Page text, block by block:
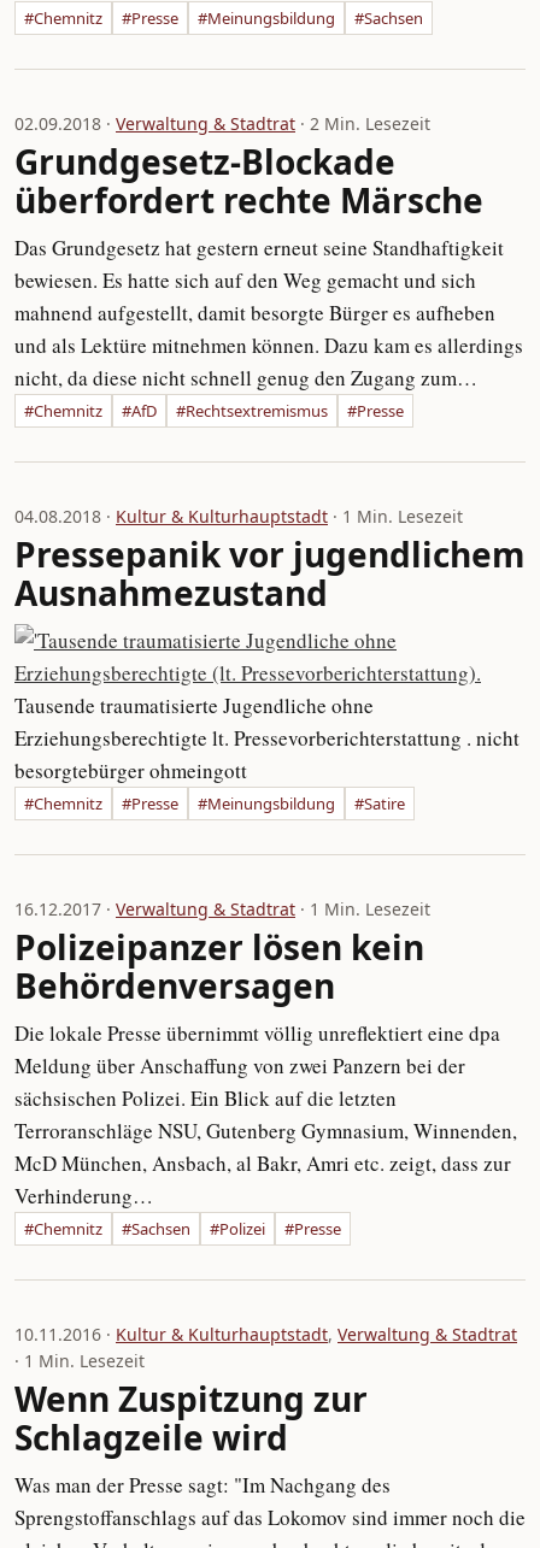
#Chemnitz #Presse #Meinungsbildung #Sachsen
02.09.2018 · Verwaltung & Stadtrat · 2 Min. Lesezeit
Grundgesetz-Blockade
überfordert rechte Märsche
Das Grundgesetz hat gestern erneut seine Standhaftigkeit
bewiesen. Es hatte sich auf den Weg gemacht und sich
mahnend aufgestellt, damit besorgte Bürger es aufheben
und als Lektüre mitnehmen können. Dazu kam es allerdings
nicht, da diese nicht schnell genug den Zugang zum…
#Chemnitz #AfD #Rechtsextremismus #Presse
04.08.2018 · Kultur & Kulturhauptstadt · 1 Min. Lesezeit
Pressepanik vor jugendlichem
Ausnahmezustand
Tausende traumatisierte Jugendliche ohne
Erziehungsberechtigte lt. Pressevorberichterstattung . nicht
besorgtebürger ohmeingott
#Chemnitz #Presse #Meinungsbildung #Satire
16.12.2017 · Verwaltung & Stadtrat · 1 Min. Lesezeit
Polizeipanzer lösen kein
Behördenversagen
Die lokale Presse übernimmt völlig unreflektiert eine dpa
Meldung über Anschaffung von zwei Panzern bei der
sächsischen Polizei. Ein Blick auf die letzten
Terroranschläge NSU, Gutenberg Gymnasium, Winnenden,
McD München, Ansbach, al Bakr, Amri etc. zeigt, dass zur
Verhinderung…
#Chemnitz #Sachsen #Polizei #Presse
10.11.2016 · Kultur & Kulturhauptstadt, Verwaltung & Stadtrat
· 1 Min. Lesezeit
Wenn Zuspitzung zur
Schlagzeile wird
Was man der Presse sagt: "Im Nachgang des
Sprengstoffanschlags auf das Lokomov sind immer noch die